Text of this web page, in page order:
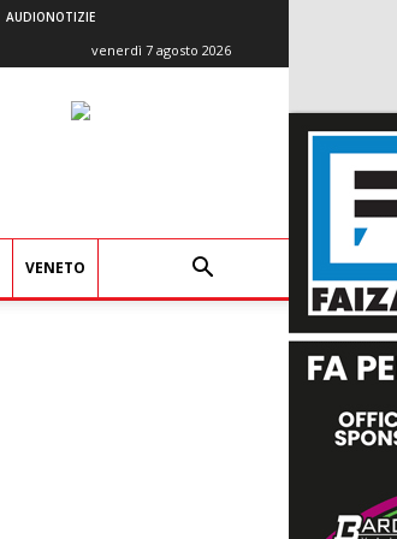
AUDIONOTIZIE
venerdì 7 agosto 2026
VENETO